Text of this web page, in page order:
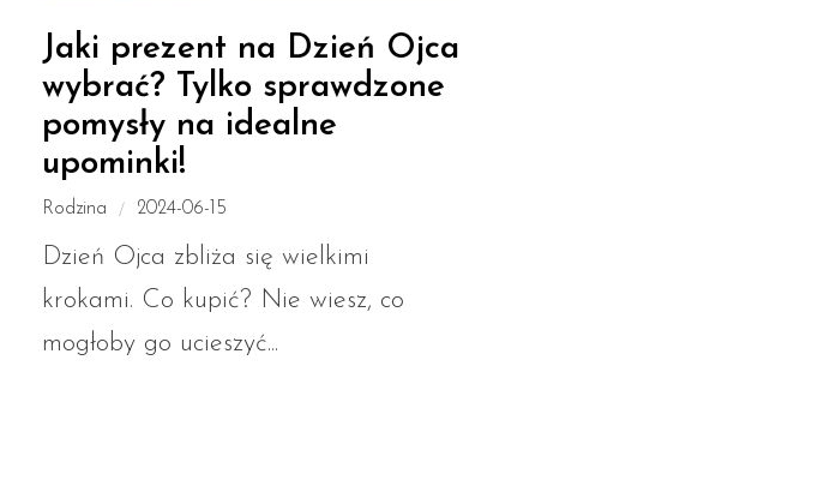
Jaki prezent na Dzień Ojca
wybrać? Tylko sprawdzone
pomysły na idealne
upominki!
Rodzina 2024-06-15
Dzień Ojca zbliża się wielkimi
krokami. Co kupić? Nie wiesz, co
mogłoby go ucieszyć...